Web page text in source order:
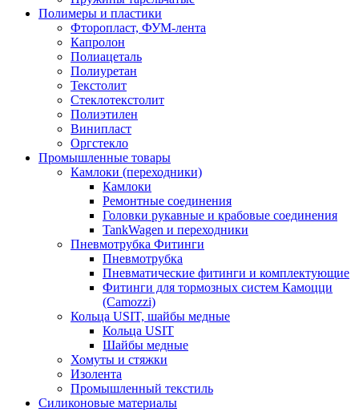
Полимеры и пластики
Фторопласт, ФУМ-лента
Капролон
Полиацеталь
Полиуретан
Текстолит
Стеклотекстолит
Полиэтилен
Винипласт
Оргстекло
Промышленные товары
Камлоки (переходники)
Камлоки
Ремонтные соединения
Головки рукавные и крабовые соединения
TankWagen и переходники
Пневмотрубка Фитинги
Пневмотрубка
Пневматические фитинги и комплектующие
Фитинги для тормозных систем Камоцци
(Camozzi)
Кольца USIT, шайбы медные
Кольца USIT
Шайбы медные
Хомуты и стяжки
Изолента
Промышленный текстиль
Силиконовые материалы